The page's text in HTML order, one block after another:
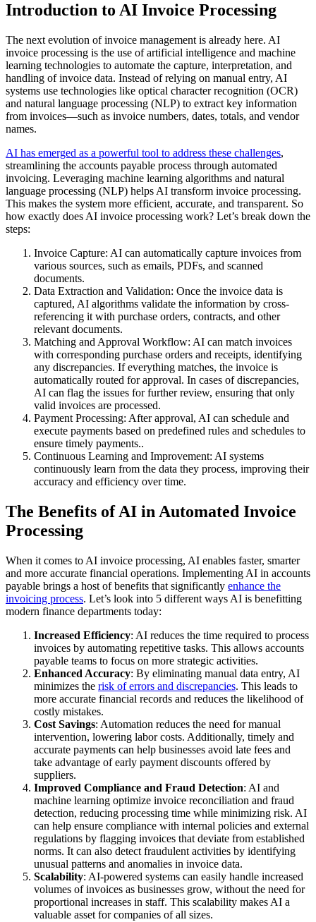
Introduction to AI Invoice Processing
The next evolution of invoice management is already here. AI
invoice processing is the use of artificial intelligence and machine
learning technologies to automate the capture, interpretation, and
handling of invoice data. Instead of relying on manual entry, AI
systems use technologies like optical character recognition (OCR)
and natural language processing (NLP) to extract key information
from invoices—such as invoice numbers, dates, totals, and vendor
names.
AI has emerged as a powerful tool to address these challenges,
streamlining the accounts payable process through automated
invoicing. Leveraging machine learning algorithms and natural
language processing (NLP) helps AI transform invoice processing.
This makes the system more efficient, accurate, and transparent. So
how exactly does AI invoice processing work? Let’s break down the
steps:
Invoice Capture: AI can automatically capture invoices from
various sources, such as emails, PDFs, and scanned
documents.
Data Extraction and Validation: Once the invoice data is
captured, AI algorithms validate the information by cross-
referencing it with purchase orders, contracts, and other
relevant documents.
Matching and Approval Workflow: AI can match invoices
with corresponding purchase orders and receipts, identifying
any discrepancies. If everything matches, the invoice is
automatically routed for approval. In cases of discrepancies,
AI can flag the issues for further review, ensuring that only
valid invoices are processed.
Payment Processing: After approval, AI can schedule and
execute payments based on predefined rules and schedules to
ensure timely payments..
Continuous Learning and Improvement: AI systems
continuously learn from the data they process, improving their
accuracy and efficiency over time.
The Benefits of AI in Automated Invoice
Processing
When it comes to AI invoice processing, AI enables faster, smarter
and more accurate financial operations. Implementing AI in accounts
payable brings a host of benefits that significantly enhance the
invoicing process. Let’s look into 5 different ways AI is benefitting
modern finance departments today:
Increased Efficiency: AI reduces the time required to process
invoices by automating repetitive tasks. This allows accounts
payable teams to focus on more strategic activities.
Enhanced Accuracy: By eliminating manual data entry, AI
minimizes the risk of errors and discrepancies. This leads to
more accurate financial records and reduces the likelihood of
costly mistakes.
Cost Savings: Automation reduces the need for manual
intervention, lowering labor costs. Additionally, timely and
accurate payments can help businesses avoid late fees and
take advantage of early payment discounts offered by
suppliers.
Improved Compliance and Fraud Detection: AI and
machine learning optimize invoice reconciliation and fraud
detection, reducing processing time while minimizing risk. AI
can help ensure compliance with internal policies and external
regulations by flagging invoices that deviate from established
norms. It can also detect fraudulent activities by identifying
unusual patterns and anomalies in invoice data.
Scalability: AI-powered systems can easily handle increased
volumes of invoices as businesses grow, without the need for
proportional increases in staff. This scalability makes AI a
valuable asset for companies of all sizes.